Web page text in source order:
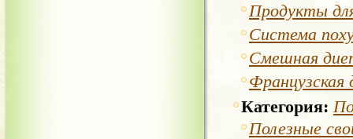
Продукты
Система
Смешная
Категория:
Полезные